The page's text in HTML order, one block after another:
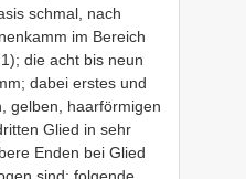
schmal, nach
im Bereich
die acht bis neun
dabei erstes und
gelben, haarförmigen
Glied in sehr
Enden bei Glied
sind; folgende